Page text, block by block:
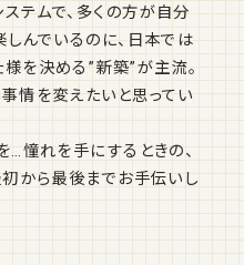
テムで、多くの方が自分
んでいるのに、日本では
を決める”新築”が主流。
情を変えたいと思ってい
…憧れを手にするときの、
から最後までお手伝いし